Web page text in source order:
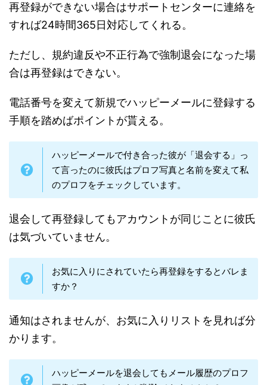
再登録ができない場合はサポートセンターに連絡を
すれば24時間365日対応してくれる。
ただし、規約違反や不正行為で強制退会になった場
合は再登録はできない。
電話番号を変えて新規でハッピーメールに登録する
手順を踏めばポイントが貰える。
ハッピーメールで付き合った彼が「退会する」っ
て言ったのに彼氏はプロフ写真と名前を変えて私
のプロフをチェックしています。
退会して再登録してもアカウントが同じことに彼氏
は気づいていません。
お気に入りにされていたら再登録をするとバレま
すか？
通知はされませんが、お気に入りリストを見れば分
かります。
ハッピーメールを退会してもメール履歴のプロフ